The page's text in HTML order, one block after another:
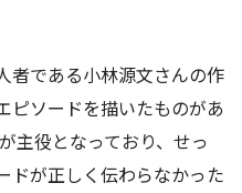
者である小林源文さんの作
ピソードを描いたものがあ
主役となっており、せっ
ドが正しく伝わらなかった